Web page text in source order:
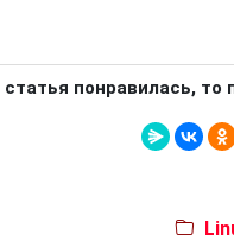
статья понравилась, то